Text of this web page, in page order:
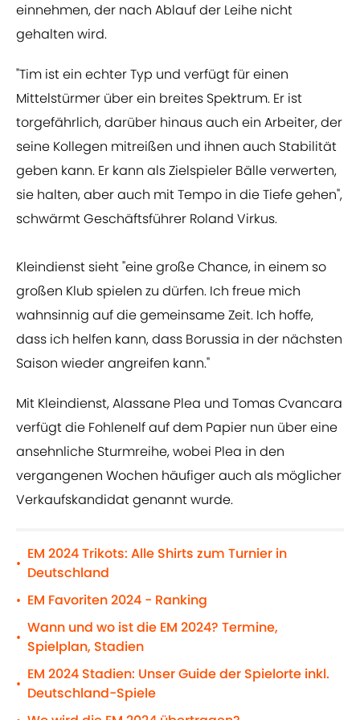
einnehmen, der nach Ablauf der Leihe nicht
gehalten wird.
"Tim ist ein echter Typ und verfügt für einen
Mittelstürmer über ein breites Spektrum. Er ist
torgefährlich, darüber hinaus auch ein Arbeiter, der
seine Kollegen mitreißen und ihnen auch Stabilität
geben kann. Er kann als Zielspieler Bälle verwerten,
sie halten, aber auch mit Tempo in die Tiefe gehen",
schwärmt Geschäftsführer Roland Virkus.
Kleindienst sieht "eine große Chance, in einem so
großen Klub spielen zu dürfen. Ich freue mich
wahnsinnig auf die gemeinsame Zeit. Ich hoffe,
dass ich helfen kann, dass Borussia in der nächsten
Saison wieder angreifen kann."
Mit Kleindienst, Alassane Plea und Tomas Cvancara
verfügt die Fohlenelf auf dem Papier nun über eine
ansehnliche Sturmreihe, wobei Plea in den
vergangenen Wochen häufiger auch als möglicher
Verkaufskandidat genannt wurde.
•
EM 2024 Trikots: Alle Shirts zum Turnier in
Deutschland
• EM Favoriten 2024 - Ranking
•
Wann und wo ist die EM 2024? Termine,
Spielplan, Stadien
•
EM 2024 Stadien: Unser Guide der Spielorte inkl.
Deutschland-Spiele